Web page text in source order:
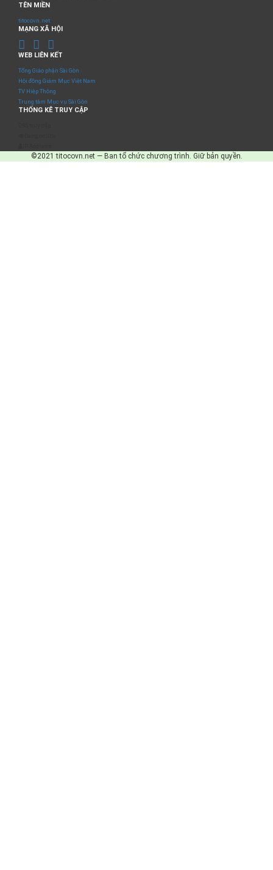
TÊN MIỀN
titocovn.net
MẠNG XÃ HỘI
WEB LIÊN KẾT
Tổng Giáo phận Sài Gòn
Hội đồng Giám Mục Việt Nam
TV Hiệp Thông
Trung tâm Mục vụ Sài Gòn
THỐNG KÊ TRUY CẬP
©2021 titocovn.net — Ban tổ chức chương trình. Giữ bản quyền.